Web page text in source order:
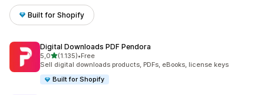
Built for Shopify
Digital Downloads PDF Pendora
5,05 yıldız üzerinden
(1.135)
toplam 1135 değerlendirme
•Free
Sell digital downloads products, PDFs, eBooks, license keys
Built for Shopify